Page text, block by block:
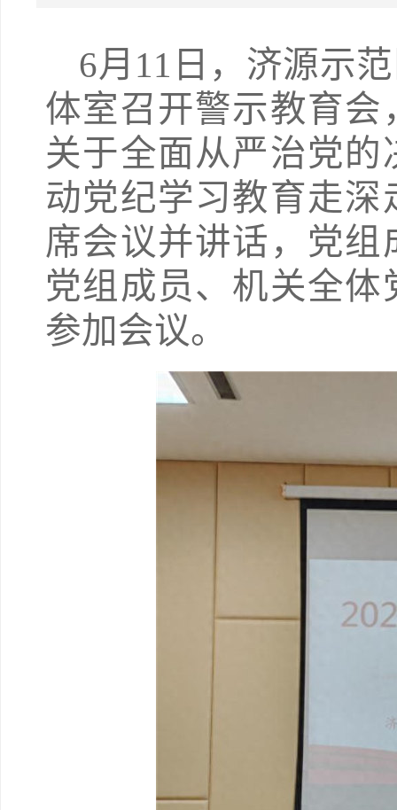
6月11日，济源示
体室召开警示教育
关于全面从严治党
动党纪学习教育走
席会议并讲话，党
党组成员、机关全
参加会议。